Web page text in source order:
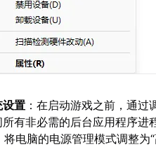
设置 ：在启动游戏之前，通
有非必需的后台应用程序进
电脑的电源管理模式调整为